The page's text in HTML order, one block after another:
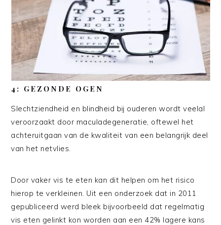
4: GEZONDE OGEN
Slechtziendheid en blindheid bij ouderen wordt veelal
veroorzaakt door maculadegeneratie, oftewel het
achteruitgaan van de kwaliteit van een belangrijk deel
van het netvlies.
Door vaker vis te eten kan dit helpen om het risico
hierop te verkleinen. Uit een onderzoek dat in 2011
gepubliceerd werd bleek bijvoorbeeld dat regelmatig
vis eten gelinkt kon worden aan een 42% lagere kans